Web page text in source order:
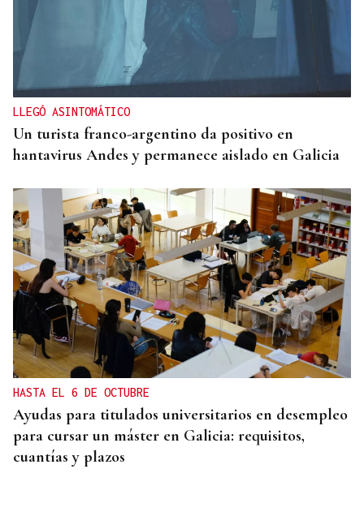
LLEGÓ ASINTOMÁTICO
Un turista franco-argentino da positivo en
hantavirus Andes y permanece aislado en Galicia
HASTA EL 6 DE OCTUBRE
Ayudas para titulados universitarios en desempleo
para cursar un máster en Galicia: requisitos,
cuantías y plazos